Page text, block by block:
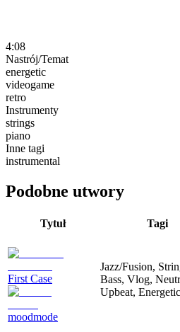
4:08
Nastrój/Temat
energetic
videogame
retro
Instrumenty
strings
piano
Inne tagi
instrumental
Podobne utwory
Tytuł Tagi
First Case
moodmode
Jazz/Fusion,
Bass, Vlog,
Upbeat, Energetic